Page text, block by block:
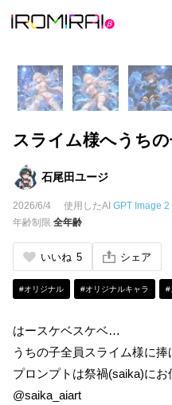
スライム様へうち
石尾田ユージ
2026/6/4 使用したAI GPT Image 2
年齢制限 全年齢
いいね 5 シェア
#オリジナル #オリジナルキャラ #
はースケベスケベ…
うちの子全員スライム様に
プロンプトは祭禍(saika)にお
@saika_aiart